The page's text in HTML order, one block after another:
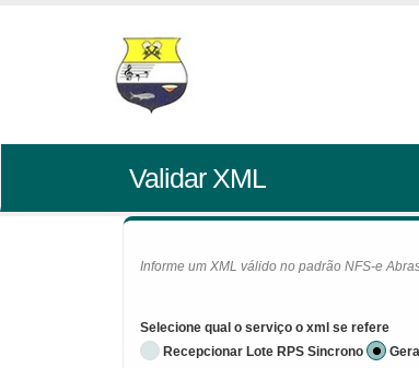
Validar XML
Informe um XML válido no padrão NFS-e
Selecione qual o serviço o xml se refere
Recepcionar Lote RPS Sincrono